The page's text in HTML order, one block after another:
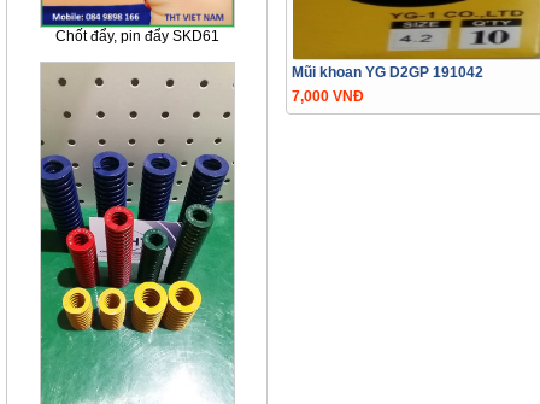
Chốt đẩy, pin đẩy SKD61
Mũi khoan YG D2GP 191042
7,000 VNĐ